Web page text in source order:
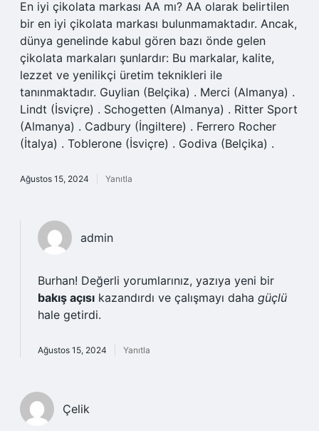
En iyi çikolata markası AA mı? AA olarak belirtilen
bir en iyi çikolata markası bulunmamaktadır. Ancak,
dünya genelinde kabul gören bazı önde gelen
çikolata markaları şunlardır: Bu markalar, kalite,
lezzet ve yenilikçi üretim teknikleri ile
tanınmaktadır. Guylian (Belçika) . Merci (Almanya) .
Lindt (İsviçre) . Schogetten (Almanya) . Ritter Sport
(Almanya) . Cadbury (İngiltere) . Ferrero Rocher
(İtalya) . Toblerone (İsviçre) . Godiva (Belçika) .
Ağustos 15, 2024 Yanıtla
admin
Burhan! Değerli yorumlarınız, yazıya yeni bir
bakış açısı kazandırdı ve çalışmayı daha güçlü
hale getirdi.
Ağustos 15, 2024 Yanıtla
Çelik